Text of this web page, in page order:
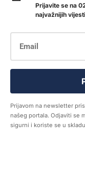
Prijavite se na
najvažnijih
Prijavom na newsletter
našeg portala. Odjaviti se
sigurni i koriste se u